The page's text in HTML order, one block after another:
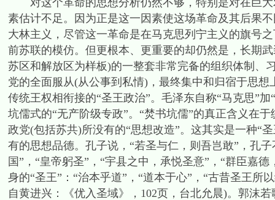
对这个革命的思想分析仍然不够，特别是对在巨大
素估计不足。因为正是这一因素使这场革命及其后果
大林主义，尽管这一革命是在马克思列宁主义的旗号
前苏联的模仿。但更根本、更重要的却仍然是，长期
苏区和解放区为样板)的一整套非常完备的组织体制、
党的全面服从(从公事到私情)，最终集中和归宿于思
传统王权相衔接的“圣王政治”。毛泽东自称“马克思”
坑儒式的“无产阶级专政”。“焚书坑儒”的真正含义在
政党(包括苏共)所没有的“思想改造”。这其实是一种“
有的思想品德。孔子说，“若圣与仁，则吾岂敢”，孔
国”，“皇帝躬圣”，“宇县之中，承悦圣意”，“群臣嘉
身的“圣王”：“治本乎道”，“道本于心”，“古昔圣王
自黄进兴：《优入圣域》，102页，台北允晨)。郭沫